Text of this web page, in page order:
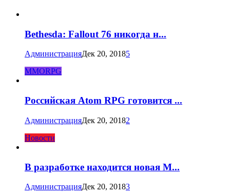
Bethesda: Fallout 76 никогда н...
АдминистрацияДек 20, 20185
MMORPG
Российская Atom RPG готовится ...
АдминистрацияДек 20, 20182
Новости
В разработке находится новая M...
АдминистрацияДек 20, 20183